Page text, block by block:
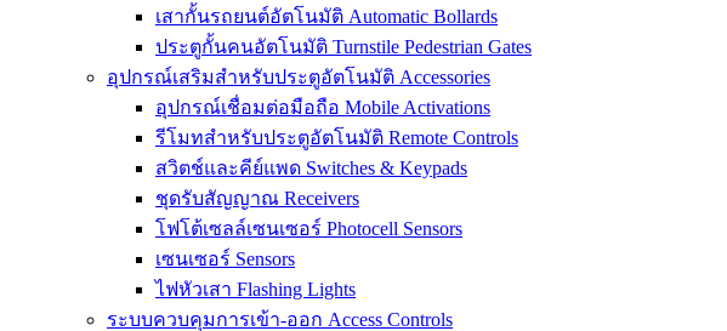
เสากั้นรถยนต์อัตโนมัติ Automatic Bollards
ประตูกั้นคนอัตโนมัติ Turnstile Pedestrian Gates
อุปกรณ์เสริมสำหรับประตูอัตโนมัติ Accessories
อุปกรณ์เชื่อมต่อมือถือ Mobile Activations
รีโมทสำหรับประตูอัตโนมัติ Remote Controls
สวิตช์และคีย์แพด Switches & Keypads
ชุดรับสัญญาณ Receivers
โฟโต้เซลล์เซนเซอร์ Photocell Sensors
เซนเซอร์ Sensors
ไฟหัวเสา Flashing Lights
ระบบควบคุมการเข้า-ออก Access Controls